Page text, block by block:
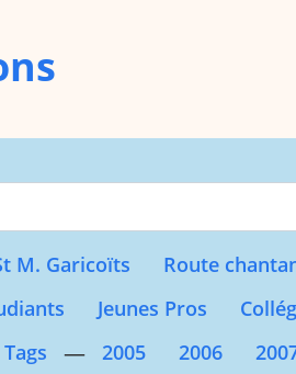
M. Garicoïts Route
Jeunes Pros
Tags — 2005 2006